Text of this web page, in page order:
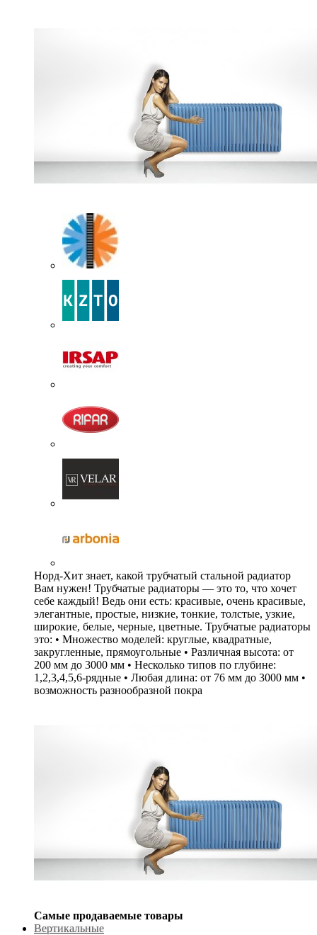
Норд-Хит знает, какой трубчатый стальной радиатор
Вам нужен! Трубчатые радиаторы — это то, что хочет
себе каждый! Ведь они есть: красивые, очень красивые,
элегантные, простые, низкие, тонкие, толстые, узкие,
широкие, белые, черные, цветные. Трубчатые радиаторы
это: • Множество моделей: круглые, квадратные,
закругленные, прямоугольные • Различная высота: от
200 мм до 3000 мм • Несколько типов по глубине:
1,2,3,4,5,6-рядные • Любая длина: от 76 мм до 3000 мм •
возможность разнообразной покра
Самые продаваемые товары
Вертикальные